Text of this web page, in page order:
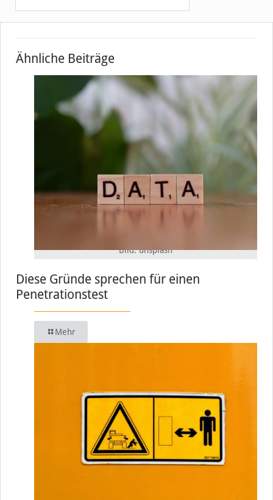
Ähnliche Beiträge
Bild: unsplash
Diese Gründe sprechen für einen
Penetrationstest
Mehr